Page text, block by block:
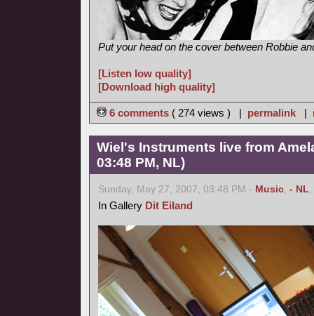
Put your head on the cover between Robbie
[Listen low quality]
[Download high quality]
6 comments ( 274 views ) | permalink |
Wiel's Instruments live from
03:48 PM, NL)
Sunday, May 27, 2007, 03:48 PM - Music, - NL,
In Gallery Dit Eiland